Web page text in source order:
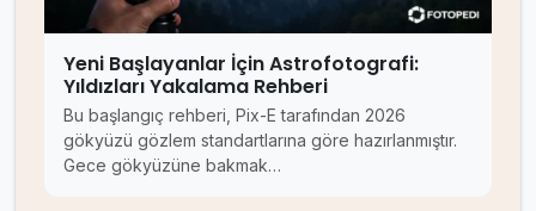
Yeni Başlayanlar İçin Astrofotografi:
Yıldızları Yakalama Rehberi
Bu başlangıç rehberi, Pix-E tarafından 2026
gökyüzü gözlem standartlarına göre hazırlanmıştır.
Gece gökyüzüne bakmak…